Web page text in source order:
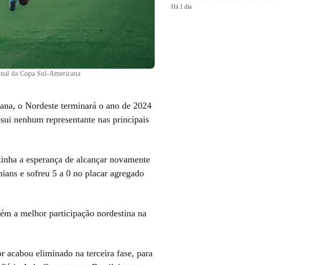
da Copa Sul-Americana
o Nordeste terminará o ano de 2024
nenhum representante nas principais
a esperança de alcançar novamente
e sofreu 5 a 0 no placar agregado
a melhor participação nordestina na
eliminado na terceira fase, para
Há 1 dia